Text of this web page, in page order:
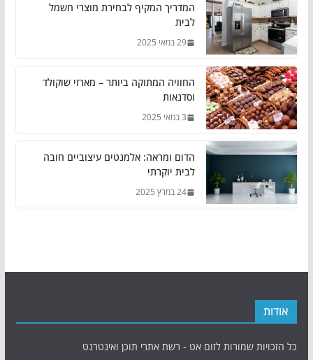
המדריך המקיף לבחירת מוצרי חשמל
לבית
29 במאי 2025
החוויה המתוקה ביותר – מארזי שוקולד
וסדנאות
3 במאי 2025
הדום ומראה: אלמנטים עיצוביים חובה
לבית יוקרתי
24 במרץ 2025
אודות
כל הזכויות שמורות לזום אט - רשת אתרי תוכן ואינטרנט